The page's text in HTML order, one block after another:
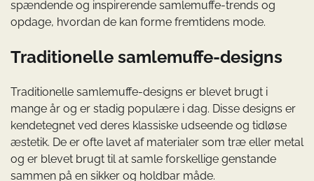
spændende og inspirerende samlemuffe-trends og
opdage, hvordan de kan forme fremtidens mode.
Traditionelle samlemuffe-designs
Traditionelle samlemuffe-designs er blevet brugt i
mange år og er stadig populære i dag. Disse designs er
kendetegnet ved deres klassiske udseende og tidløse
æstetik. De er ofte lavet af materialer som træ eller metal
og er blevet brugt til at samle forskellige genstande
sammen på en sikker og holdbar måde.